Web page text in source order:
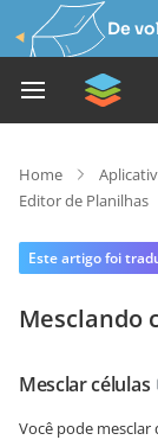
De
Home
Editor de Planilhas
Este artigo foi
Mesclando
Mesclar células
Você pode mesclar